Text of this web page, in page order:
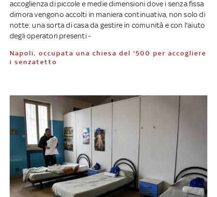
accoglienza di piccole e medie dimensioni dove i senza fissa
dimora vengono accolti in maniera continuativa, non solo di
notte: una sorta di casa da gestire in comunità e con l'aiuto
degli operatori presenti -
Napoli, occupata una chiesa del '500 per accogliere
i senzatetto